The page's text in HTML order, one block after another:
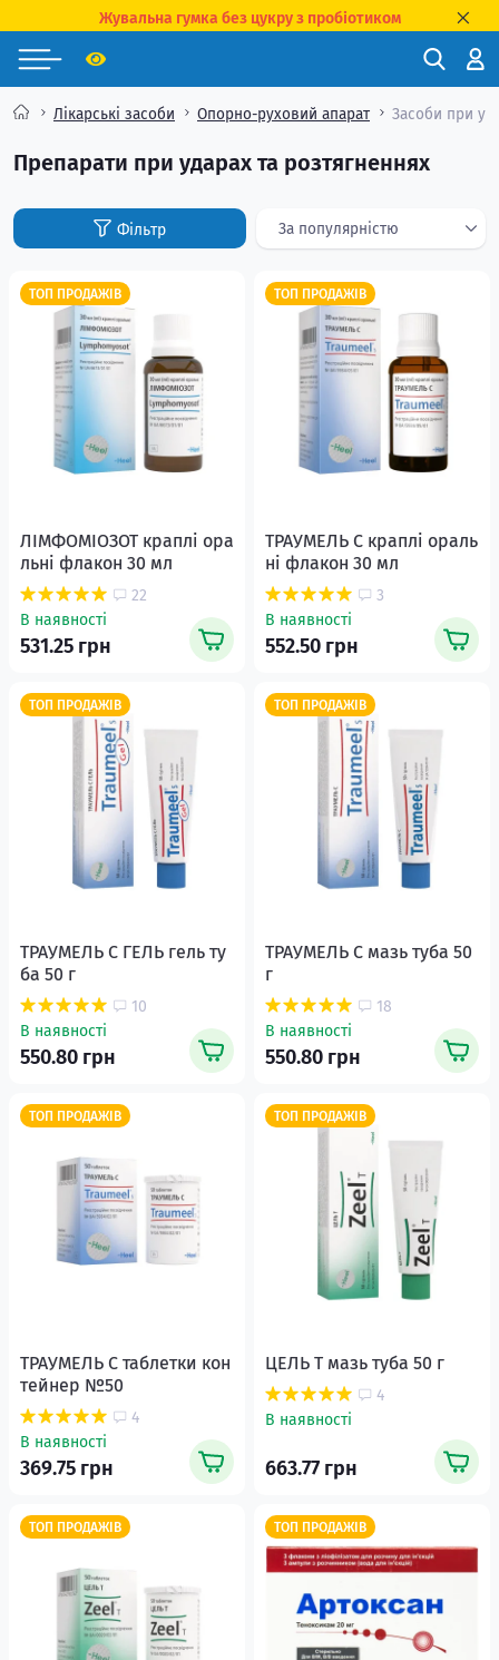
Жувальна гумка без цукру з пробіотиком
Лікарські засоби Опорно-руховий апарат Засоби при
Препарати при ударах та розтягненнях
ТОП ПРОДАЖІВ
ЛІМФОМІОЗОТ краплі ора
льні флакон 30 мл
22
В наявності
531.25 грн
ТОП ПРОДАЖІВ
ТРАУМЕЛЬ С краплі ораль
ні флакон 30 мл
3
В наявності
552.50 грн
ТОП ПРОДАЖІВ
ТРАУМЕЛЬ С ГЕЛЬ гель ту
ба 50 г
10
В наявності
550.80 грн
ТОП ПРОДАЖІВ
ТРАУМЕЛЬ С мазь туба 50
г
18
В наявності
550.80 грн
ТОП ПРОДАЖІВ
ТРАУМЕЛЬ С таблетки кон
тейнер №50
4
В наявності
369.75 грн
ТОП ПРОДАЖІВ
ЦЕЛЬ Т мазь туба 50 г
4
В наявності
663.77 грн
ТОП ПРОДАЖІВ ТОП ПРОДАЖІВ